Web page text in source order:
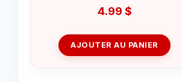
4.99 $
AJOUTER AU PANIER